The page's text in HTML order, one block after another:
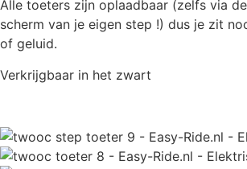
Alle toeters zijn oplaadbaar (zelfs via
scherm van je eigen step !) dus je zit
of geluid.
Verkrijgbaar in het zwart